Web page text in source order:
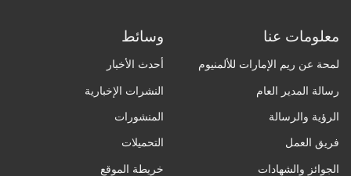
معلومات عنا
لمحة عن ريم الإمارات للألمنيوم
رسالة المدير العام
الرؤية والرسالة
فريق العمل
الجوائز والشهادات
وسائط
أحدث الأخبار
النشرات الإخبارية
المنشورات
التحميلات
خريطة الموقع